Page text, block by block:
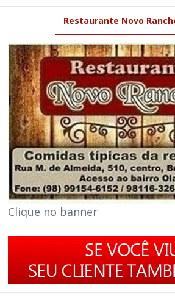
Restaurante Novo
Clique no banner